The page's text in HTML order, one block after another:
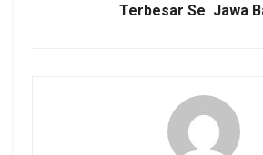
Terbesar Se Jawa